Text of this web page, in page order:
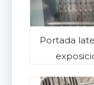
Portada